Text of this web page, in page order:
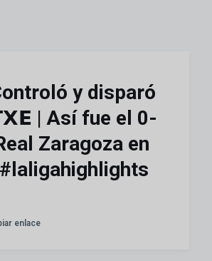
y disparó
| Así fue el 0-
Zaragoza en
enlace